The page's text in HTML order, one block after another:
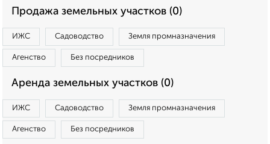
Продажа земельных участков (0)
ИЖС Садоводство Земля промназначения
Агенство Без посредников
Аренда земельных участков (0)
ИЖС Садоводство Земля промназначения
Агенство Без посредников